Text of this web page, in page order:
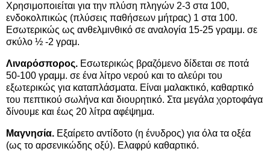
Χρησιμοποιείται για την πλύση πληγών 2-3 στα 100,
ενδοκολπικώς (πλύσεις παθήσεων μήτρας) 1 στα 100.
Εσωτερικώς ως ανθελμινθικό σε αναλογία 15-25 γραμμ. σε
σκύλο ½ -2 γραμ.
Λιναρόσπορος. Εσωτερικώς βραζόμενο δίδεται σε ποτά
50-100 γραμμ. σε ένα λίτρο νερού και το αλεύρι του
εξωτερικώς για καταπλάσματα. Είναι μαλακτικό, καθαρτικό
του πεπτικού σωλήνα και διουρητικό. Στα μεγάλα χορτοφάγα
δίνουμε και έως 20 λίτρα αφέψημα.
Μαγνησία. Εξαίρετο αντίδοτο (η ένυδρος) για όλα τα οξέα
(ως το αρσενικώδης οξύ). Ελαφρύ καθαρτικό.